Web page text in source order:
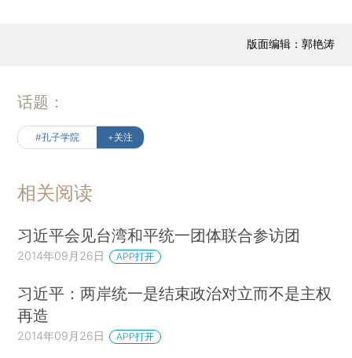
版面编辑：郭艳涛
话题：
#孔子学院 +关注
相关阅读
习近平会见台湾和平统一团体联合参访团
2014年09月26日 APP打开
习近平：两岸统一是结束政治对立而不是主权
再造
2014年09月26日 APP打开